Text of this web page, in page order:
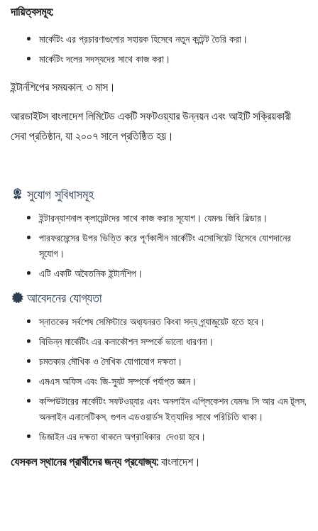
দায়িত্বসমূহ:
মার্কেটিং এর প্রচারণাগুলোর সহায়ক হিসেবে নতুন কন্টেন্ট তৈরি করা।
মার্কেটিং দলের সদস্যদের সাথে কাজ করা।
ইন্টার্নশিপের সময়কাল: ৩ মাস।
আরডাইটস বাংলাদেশ লিমিটেড একটি সফটওয়্যার উন্নয়ন এবং আইটি সক্রিয়কারী
সেবা প্রতিষ্ঠান, যা ২০০৭ সালে প্রতিষ্ঠিত হয়।
সুযোগ সুবিধাসমূহ
ইন্টারন্যাশনাল ক্লায়েন্টদের সাথে কাজ করার সূযোগ। যেমনঃ জিবি বিল্ডার।
পারফরমেন্সের উপর ভিত্তি করে পূর্ণকালীন মার্কেটিং এসোসিয়েট হিসেবে যোগদানের
সূযোগ।
এটি একটি অবৈতনিক ইন্টার্নশিপ।
আবেদনের যোগ্যতা
স্নাতকের সর্বশেষ সেমিস্টারে অধ্য্যনরত কিংবা সদ্য গ্র্যাজুয়েট হতে হবে।
বিভিন্ন মার্কেটিং এর কলাকৌশল সম্পর্কে ভালো ধারণনা।
চমতকার মৌখিক ও লৈখিক যোগাযোগ দক্ষতা।
এমএস অফিস এবং জি-স্যুট সম্পর্কে পর্যাপ্ত জ্ঞান।
কম্পিউটারের মার্কেটিং সফটওয়্যার এবং অনলাইন এপ্লিকেশন যেমনঃ সি আর এম টূলস,
অনলাইন এনালেটিকস, গুগল এডওয়ার্ডস ইত্যাদির সাথে পরিচিতি থাকা।
ডিজাইন এর দক্ষতা থাকলে অগ্রাধিকার দেওয়া হবে।
যেসকল স্থানের প্রার্থীদের জন্য প্রযোজ্য:বাংলাদেশ।